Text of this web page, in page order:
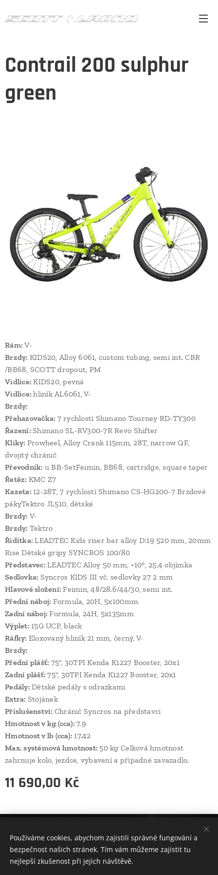
Contrail 200 sulphur
green
Rám:V-
Brzdy: KIDS20, Alloy 6061, custom tubing, semi int. CBR
/BB68, SCOTT dropout, PM
Vidlice:KIDS20, pevná
Vidlice:hliník AL6061, V-
Brzdy:
Přehazovačka: 7 rychlostí Shimano Tourney RD-TY300
Řazení: Shimano SL-RV300-7R Revo Shifter
Kliky: Prowheel, Alloy Crank 115mm, 28T, narrow QF,
dvojitý chránič
Převodník: u BB-SetFeimin, BB68, cartridge, square taper
Řetěz: KMC Z7
Kazeta:12-28T, 7 rychlostí Shimano CS-HG200-7 Brzdové
pákyTektro JL510, dětské
Brzdy: V-
Brzdy: Tektro
Řidítka:LEADTEC Kids riser bar alloy D:19 520 mm, 20mm
Rise Dětské gripy SYNCROS 100/80
Představec:LEADTEC Alloy 50 mm, +10°, 25,4 objímka
Sedlovka: Syncros KIDS III vč. sedlovky 27 2 mm
Hlavové složení:Feimin, 48/28.6/44/30, semi int.
Přední náboj: Formula, 20H, 5x100mm
Zadní náboj:Formula, 24H, 5x135mm
Výplet:15G UCP, black
Ráfky: Eloxovaný hliník 21 mm, černý, V-
Brzdy:
Přední plášť: 75", 30TPI Kenda K1227 Booster, 20x1
Zadní plášť:75", 30TPI Kenda K1227 Booster, 20x1
Pedály:Dětské pedály s odrazkami
Extra: Stojánek
Příslušenství: Chránič Syncros na představci
Hmotnost v kg (cca):7.9
Hmotnost v lb (cca):17.42
Max. systémová hmotnost: 50 kg Celková hmotnost
zahrnuje kolo, jezdce, vybavení a případné zavazadlo.
11 690,00 Kč
Vytvořeno službouWebnode Cookies
Používáme cookies, abychom zajistili správné fungování a
bezpečnost našich stránek. Tím vám můžeme zajistit tu
nejlepší zkušenost při jejich návštěvě.